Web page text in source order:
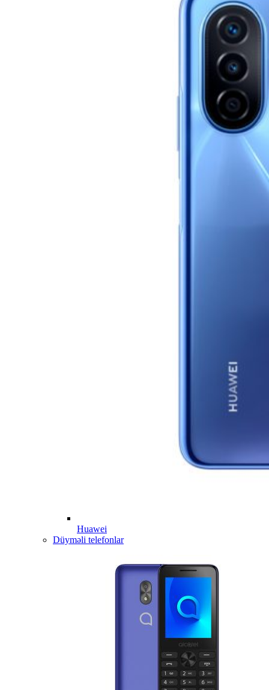
Huawei
Düyməli telefonlar